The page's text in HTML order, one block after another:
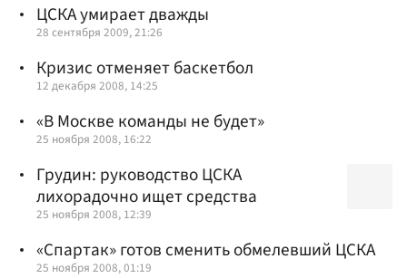
ЦСКА умирает дважды
28 сентября 2009, 21:26
Кризис отменяет баскетбол
12 декабря 2008, 14:25
«В Москве команды не будет»
25 ноября 2008, 16:22
Грудин: руководство ЦСКА
лихорадочно ищет средства
25 ноября 2008, 12:39
«Спартак» готов сменить обмелевший ЦСКА
25 ноября 2008, 01:19